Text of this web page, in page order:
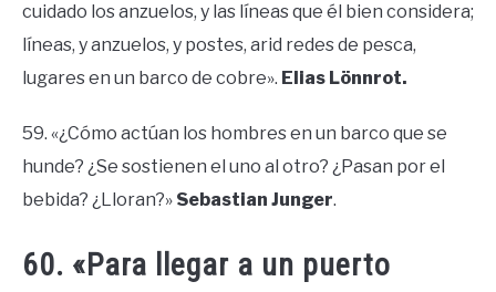
cuidado los anzuelos, y las líneas que él bien considera;
líneas, y anzuelos, y postes, arid redes de pesca,
lugares en un barco de cobre». Elias Lönnrot.
59. «¿Cómo actúan los hombres en un barco que se
hunde? ¿Se sostienen el uno al otro? ¿Pasan por el
bebida? ¿Lloran?» Sebastian Junger.
60. «Para llegar a un puerto